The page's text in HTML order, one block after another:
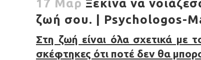
17 Μαρ Ξεκίνα να
ζωή σου. | Psychologos-
Στη ζωή είναι όλα σχετικά με
σκέφτηκες ότι ποτέ δεν θα